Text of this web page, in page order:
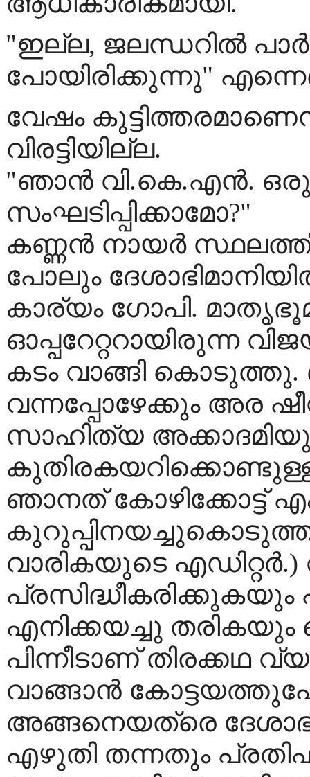
"ഇല്ല, ജലന്ധറില്‍
പോയിരിക്കുന്നു"
വേഷം
വിരട്ടിയില്ല.
"ഞാന്‍ വി.കെ.എന്‍.
സംഘടിപ്പിക്കാമോ?"
കണ്ണന്‍ നായര്‍
പോലും
കാര്യം ഗോപി.
ഓപ്പറേറ്ററായിരുന്ന
കടം വാങ്ങി
വന്നപ്പോഴേക്കും അര
സാഹിത്യ
ഞാനത് കോഴിക്കോട്ട്‌
വാരികയുടെ
എനിക്കയച്ചു
പിന്നീടാണ് തിരക്കഥ
വാങ്ങാന്‍
അങ്ങനെയത്രെ
എഴുതി തന്നതും